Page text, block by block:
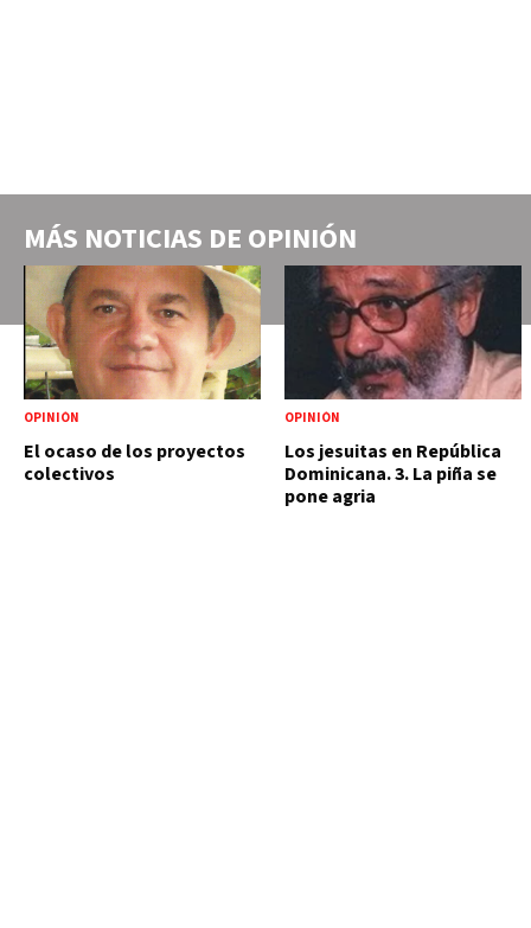
MÁS NOTICIAS DE OPINIÓN
OPINIÓN
El ocaso de los proyectos
colectivos
OPINIÓN
Los jesuitas en República
Dominicana. 3. La piña se
pone agria